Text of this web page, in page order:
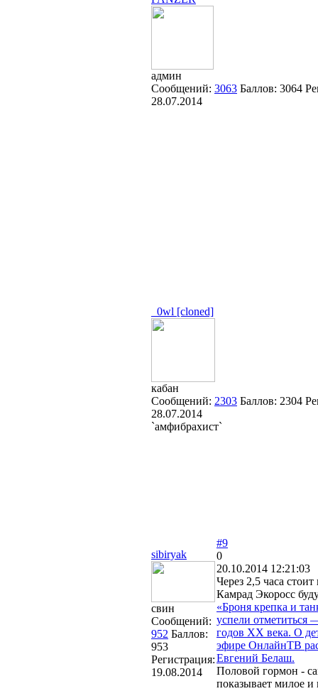
админ
Сообщений: 3063 Баллов: 3064
28.07.2014
_0wl [cloned]
кабан
Сообщений: 2303 Баллов: 2304
28.07.2014
`амфибрахист`
sibiryak
свин
Сообщений:
952 Баллов:
953
Регистрация:
19.08.2014
#9
0
20.10.2014 12:21:03
Через 2,5 часа стоит
Камрад Экоросс
«Броня крепка и
успели отметиться
годов ХХ века. О
эфире ОнлайнТВ
Евгений Белаш.
Половой гормон -
показывает милое